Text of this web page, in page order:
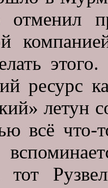
отменил
ресурс
летун
всё что-
тот